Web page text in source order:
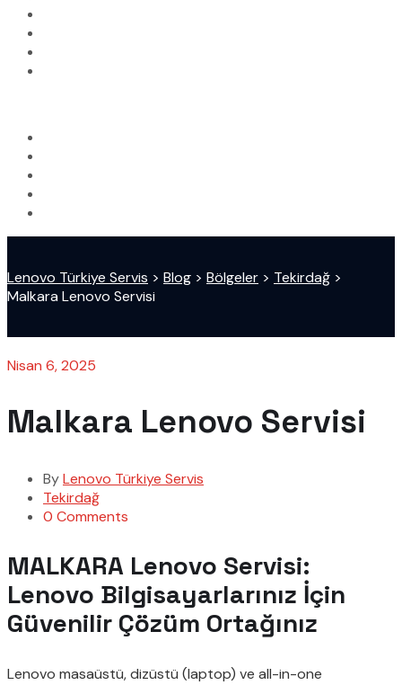
Lenovo Türkiye Servis > Blog > Bölgeler > Tekirdağ >
Malkara Lenovo Servisi
Nisan 6, 2025
Malkara Lenovo Servisi
ByLenovo Türkiye Servis
Tekirdağ
0 Comments
MALKARA Lenovo Servisi:
Lenovo Bilgisayarlarınız İçin
Güvenilir Çözüm Ortağınız
Lenovo masaüstü, dizüstü (laptop) ve all-in-one